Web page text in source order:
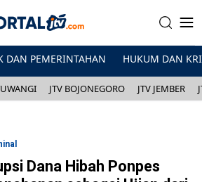
DAN PEMERINTAHAN HUKUM DAN
JTV BOJONEGORO JTV JEMBER
Dana Hibah Ponpes